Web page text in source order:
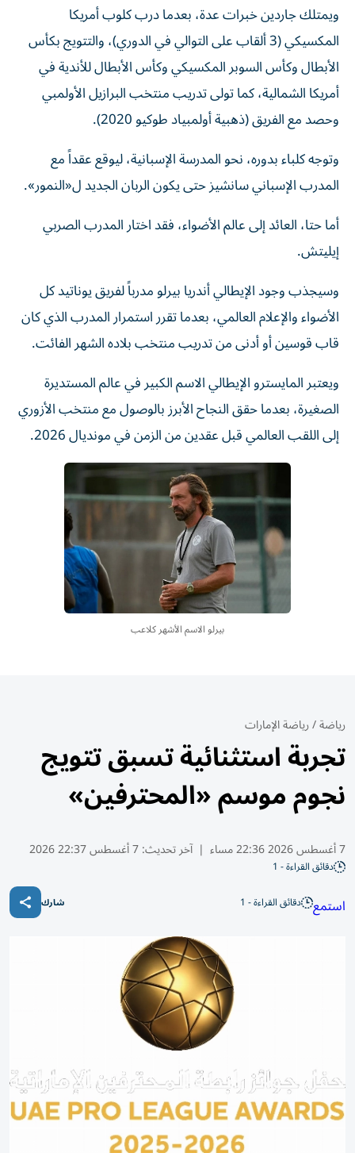
ويمتلك جاردين خبرات عدة، بعدما درب كلوب أمريكا
المكسيكي (3 ألقاب على التوالي في الدوري)، والتتويج بكأس
الأبطال وكأس السوبر المكسيكي وكأس الأبطال للأندية في
أمريكا الشمالية، كما تولى تدريب منتخب البرازيل الأولمبي
وحصد مع الفريق (ذهبية أولمبياد طوكيو 2020).
وتوجه كلباء بدوره، نحو المدرسة الإسبانية، ليوقع عقداً مع
المدرب الإسباني سانشيز حتى يكون الربان الجديد ل«النمور».
أما حتا، العائد إلى عالم الأضواء، فقد اختار المدرب الصربي
إيليتش.
وسيجذب وجود الإيطالي أندريا بيرلو مدرباً لفريق يوناتيد كل
الأضواء والإعلام العالمي، بعدما تقرر استمرار المدرب الذي كان
قاب قوسين أو أدنى من تدريب منتخب بلاده الشهر الفائت.
ويعتبر المايسترو الإيطالي الاسم الكبير في عالم المستديرة
الصغيرة، بعدما حقق النجاح الأبرز بالوصول مع منتخب الأزوري
إلى اللقب العالمي قبل عقدين من الزمن في مونديال 2026.
بيرلو الاسم الأشهر كلاعب
رياضة/رياضة الإمارات
تجربة استثنائية تسبق تتويج
نجوم موسم «المحترفين»
7 أغسطس 2026 22:36 مساء | آخر تحديث:7 أغسطس 22:37 2026
دقائق القراءة - 1
استمع دقائق القراءة - 1 شارك